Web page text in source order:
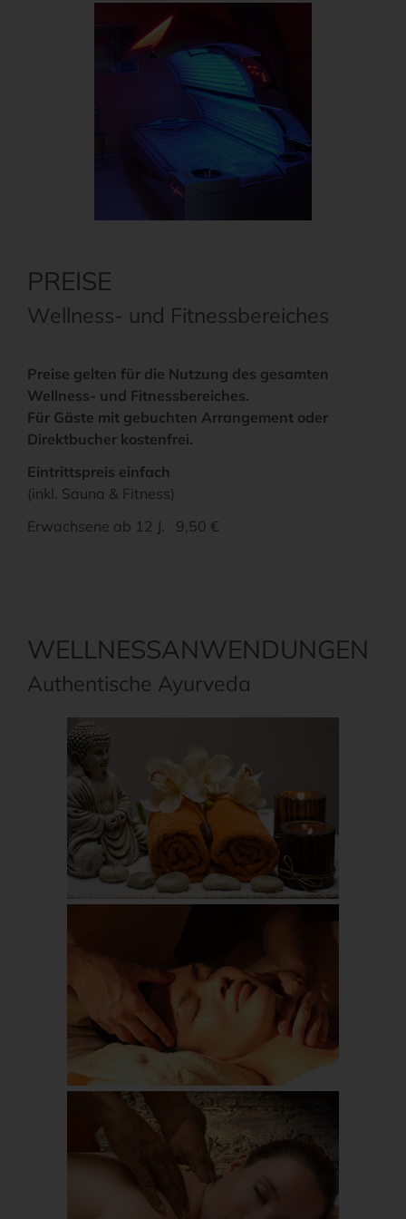
PREISE
Wellness- und Fitnessbereiches
Preise gelten für die Nutzung des gesamten
Wellness- und Fitnessbereiches.
Für Gäste mit gebuchten Arrangement oder
Direktbucher kostenfrei.
Eintrittspreis einfach
(inkl. Sauna & Fitness)
Erwachsene ab 12 J. 9,50 €
WELLNESSANWENDUNGEN
Authentische Ayurveda